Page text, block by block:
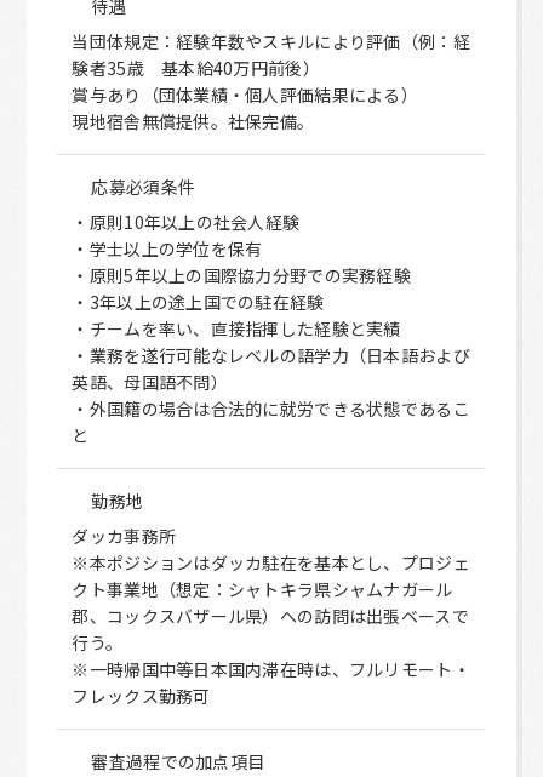
待遇
当団体規定：経験年数やスキルにより評価（例：経
験者35歳 基本給40万円前後）
賞与あり（団体業績・個人評価結果による）
現地宿舎無償提供。社保完備。
応募必須条件
・原則10年以上の社会人経験
・学士以上の学位を保有
・原則5年以上の国際協力分野での実務経験
・3年以上の途上国での駐在経験
・チームを率い、直接指揮した経験と実績
・業務を遂行可能なレベルの語学力（日本語および
英語、母国語不問）
・外国籍の場合は合法的に就労できる状態であるこ
と
勤務地
ダッカ事務所
※本ポジションはダッカ駐在を基本とし、プロジェ
クト事業地（想定：シャトキラ県シャムナガール
郡、コックスバザール県）への訪問は出張ベースで
行う。
※一時帰国中等日本国内滞在時は、フルリモート・
フレックス勤務可
審査過程での加点項目